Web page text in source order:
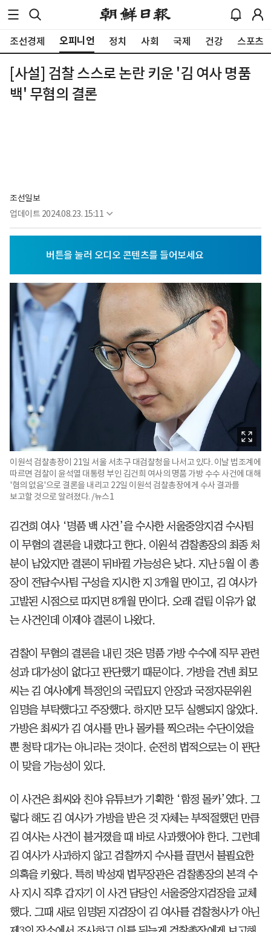
조선경제 오피니언 정치 사회 국제 건강 스포츠
[사설] 검찰 스스로 논란 키운 '김 여사 명품
백' 무혐의 결론
조선일보
업데이트 2024.08.23. 15:11
이원석 검찰총장이 21일 서울 서초구 대검찰청을 나서고 있다. 이날 법조계에
따르면 검찰이 윤석열 대통령 부인 김건희 여사의 명품 가방 수수 사건에 대해
'혐의 없음'으로 결론을 내리고 22일 이원석 검찰총장에게 수사 결과를
보고할 것으로 알려졌다. /뉴스1
김건희 여사 ‘명품 백 사건’을 수사한 서울중앙지검 수사팀
이 무혐의 결론을 내렸다고 한다. 이원석 검찰총장의 최종 처
분이 남았지만 결론이 뒤바뀔 가능성은 낮다. 지난 5월 이 총
장이 전담수사팀 구성을 지시한 지 3개월 만이고, 김 여사가
고발된 시점으로 따지면 8개월 만이다. 오래 걸릴 이유가 없
는 사건인데 이제야 결론이 나왔다.
검찰이 무혐의 결론을 내린 것은 명품 가방 수수에 직무 관련
성과 대가성이 없다고 판단했기 때문이다. 가방을 건넨 최모
씨는 김 여사에게 특정인의 국립묘지 안장과 국정자문위원
임명을 부탁했다고 주장했다. 하지만 모두 실행되지 않았다.
가방은 최씨가 김 여사를 만나 몰카를 찍으려는 수단이었을
뿐 청탁 대가는 아니라는 것이다. 순전히 법적으로는 이 판단
이 맞을 가능성이 있다.
이 사건은 최씨와 친야 유튜브가 기획한 ‘함정 몰카’였다. 그
렇다 해도 김 여사가 가방을 받은 것 자체는 부적절했던 만큼
김 여사는 사건이 불거졌을 때 바로 사과했어야 한다. 그런데
김 여사가 사과하지 않고 검찰까지 수사를 끌면서 불필요한
의혹을 키웠다. 특히 박성재 법무장관은 검찰총장의 본격 수
사 지시 직후 갑자기 이 사건 담당인 서울중앙지검장을 교체
했다. 그때 새로 임명된 지검장이 김 여사를 검찰청사가 아닌